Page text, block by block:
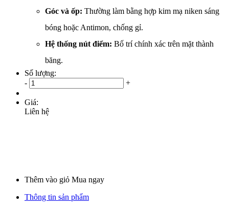
Góc và ốp: Thường làm bằng hợp kim mạ niken sáng
bóng hoặc Antimon, chống gỉ.
Hệ thống nút điểm: Bố trí chính xác trên mặt thành
băng.
Số lượng:
-
+
Giá:
Liên hệ
Thêm vào giỏ Mua ngay
Thông tin sản phẩm